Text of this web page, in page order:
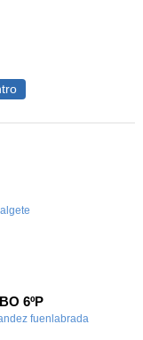
6ºP
fuenlabrada